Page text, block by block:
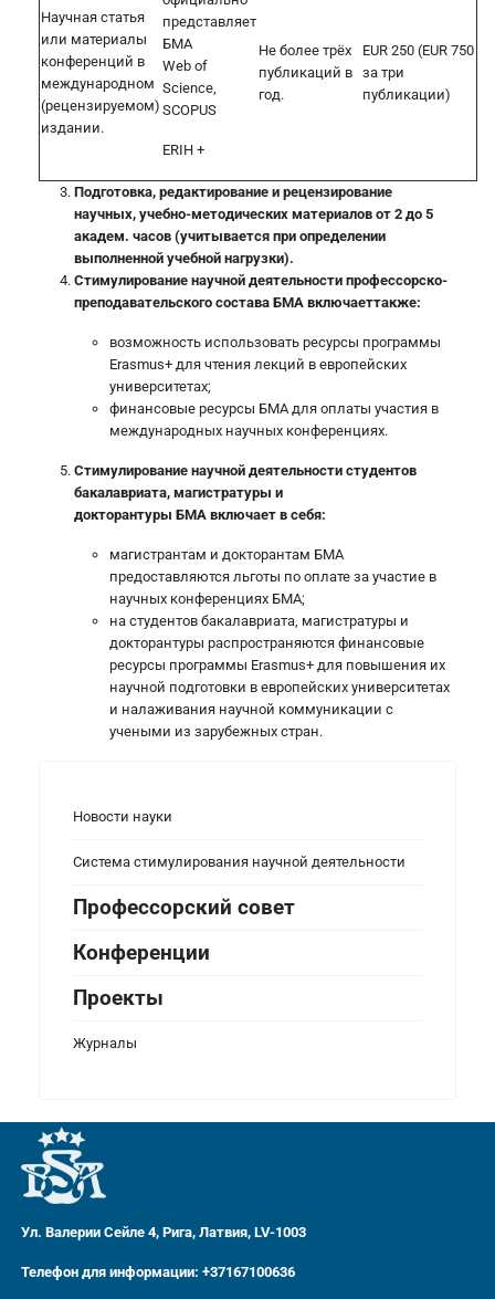
Научная статья
или материалы
конференций в
международном
(рецензируемом)
издании.
представляет
БМА
Web of
Science,
SCOPUS
ERIH +
Не более трёх
публикаций в
год.
EUR 250 (EUR 750
за три
публикации)
Подготовка, редактирование и рецензирование
научных, учебно-методических материалов от 2 до 5
академ. часов (учитывается при определении
выполненной учебной нагрузки).
Стимулирование научной деятельности профессорско-
преподавательского состава БМА включаеттакже:
возможность использовать ресурсы программы
Erasmus+ для чтения лекций в европейских
университетах;
финансовые ресурсы БМА для оплаты участия в
международных научных конференциях.
Стимулирование научной деятельности студентов
бакалавриата, магистратуры и
докторантуры БМА включает в себя:
магистрантам и докторантам БМА
предоставляются льготы по оплате за участие в
научных конференциях БМА;
на студентов бакалавриата, магистратуры и
докторантуры распространяются финансовые
ресурсы программы Erasmus+ для повышения их
научной подготовки в европейских университетах
и налаживания научной коммуникации с
учеными из зарубежных стран.
Новости науки
Система стимулирования научной деятельности
Профессорский совет
Конференции
Проекты
Журналы
Ул. Валерии Сейле 4, Рига, Латвия, LV-1003
Телефон для информации: +37167100636